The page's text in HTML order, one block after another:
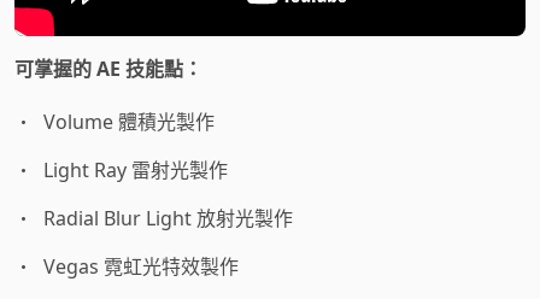
可掌握的 AE 技能點：
Volume 體積光製作
Light Ray 雷射光製作
Radial Blur Light 放射光製作
Vegas 霓虹光特效製作